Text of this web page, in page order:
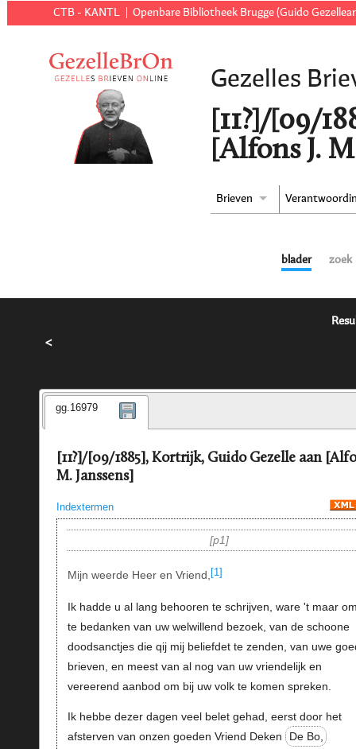
CTB - KANTL Openbare Bibliotheek Brugge (Guido
Gezelles
[11?]/[09/
[Alfons J.
Brieven
blader zoek
<
gg.16979
[11?]/[09/1885], Kortrijk, Guido Gezelle aan
M. Janssens]
Indextermen
p1
Mijn weerde Heer en Vriend, [1]
Ik hadde u al lang behooren te schrijven, ware 't maar
te bedanken van uw welwillend bezoek, van de schoone
doodsanctjes die qij mij beliefdet te zenden, van uwe
brieven, en meest van al nog van uw vriendelijk en
vereerend aanbod om bij uw volk te komen spreken.
Ik hebbe dezer dagen veel belet gehad, eerst door het
afsterven van onzen goeden Vriend Deken
De Bo,